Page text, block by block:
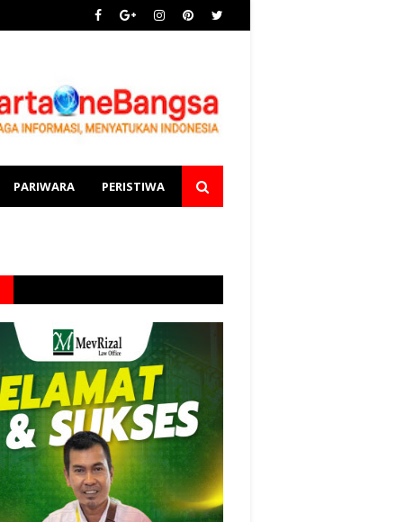
PARIWARA PERISTIWA